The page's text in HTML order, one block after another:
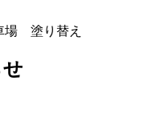
場 塗り替え